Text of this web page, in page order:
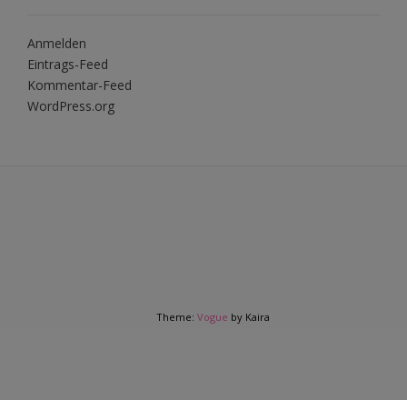
Anmelden
Eintrags-Feed
Kommentar-Feed
WordPress.org
Theme: Vogue by Kaira